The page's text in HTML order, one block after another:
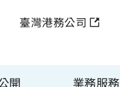
臺灣港務公司
開 業務服務